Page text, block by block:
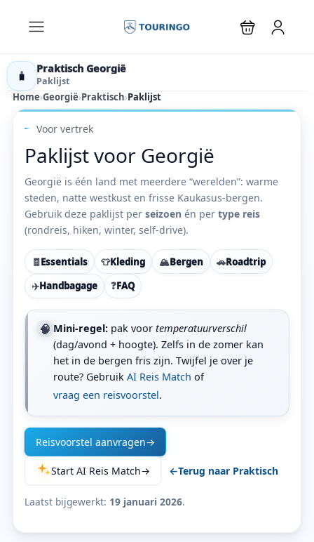
🧳 Praktisch Georgië
Paklijst
Home›Georgië›Praktisch›Paklijst
Voor vertrek
Paklijst voor Georgië
Georgië is één land met meerdere “werelden”: warme
steden, natte westkust en frisse Kaukasus-bergen.
Gebruik deze paklijst per seizoen én per type reis
(rondreis, hiken, winter, self-drive).
🧾Essentials 👕Kleding 🏔Bergen 🚗Roadtrip
✈️Handbagage ❓FAQ
🧠 Mini-regel:pak voor temperatuurverschil
(dag/avond + hoogte). Zelfs in de zomer kan
het in de bergen fris zijn. Twijfel je over je
route? Gebruik AI Reis Match of
vraag een reisvoorstel.
Reisvoorstel aanvragen→
Start AI Reis Match→ ←Terug naar Praktisch
Laatst bijgewerkt: 19 januari 2026.